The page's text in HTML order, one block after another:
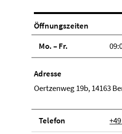
Öffnungszeiten
Mo. – Fr.
Adresse
Oertzenweg 19b, 14163
Telefon